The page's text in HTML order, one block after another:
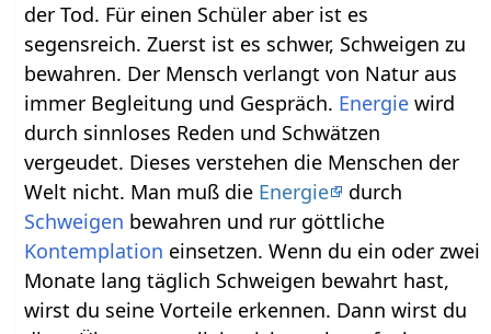
der Tod. Für einen Schüler aber ist es
segensreich. Zuerst ist es schwer, Schweigen zu
bewahren. Der Mensch verlangt von Natur aus
immer Begleitung und Gespräch. Energie wird
durch sinnloses Reden und Schwätzen
vergeudet. Dieses verstehen die Menschen der
Welt nicht. Man muß die Energie
durch
Schweigen bewahren und rur göttliche
Kontemplation einsetzen. Wenn du ein oder zwei
Monate lang täglich Schweigen bewahrt hast,
wirst du seine Vorteile erkennen. Dann wirst du